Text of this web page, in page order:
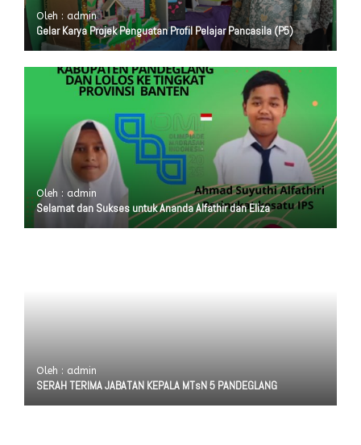
Oleh : admin
Gelar Karya Projek Penguatan Profil Pelajar Pancasila (P5)
Oleh : admin
Selamat dan Sukses untuk Ananda Alfathir dan Eliza
Oleh : admin
SERAH TERIMA JABATAN KEPALA MTsN 5 PANDEGLANG